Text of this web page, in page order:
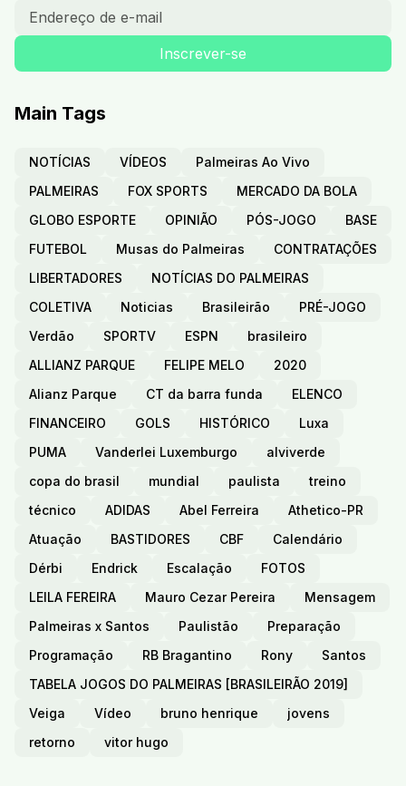
Main Tags
NOTÍCIAS VÍDEOS
Palmeiras Ao Vivo
PALMEIRAS
FOX SPORTS
MERCADO DA BOLA
GLOBO ESPORTE
OPINIÃO PÓS-JOGO
BASE
FUTEBOL
Musas do Palmeiras
CONTRATAÇÕES
LIBERTADORES
NOTÍCIAS DO PALMEIRAS
COLETIVA
Noticias Brasileirão
PRÉ-JOGO
Verdão
SPORTV ESPN
brasileiro
ALLIANZ PARQUE
FELIPE MELO
2020
Alianz Parque
CT da barra funda
ELENCO
FINANCEIRO
GOLS HISTÓRICO
Luxa
PUMA
Vanderlei Luxemburgo
alviverde
copa do brasil
mundial paulista
treino
técnico
ADIDAS Abel Ferreira
Athetico-PR
Atuação
BASTIDORES CBF
Calendário
Dérbi
Endrick Escalação
FOTOS
LEILA FEREIRA
Mauro Cezar Pereira
Mensagem
Palmeiras x Santos
Paulistão
Preparação
Programação
RB Bragantino Rony
Santos
TABELA JOGOS DO PALMEIRAS [BRASILEIRÃO 2019]
Veiga
Vídeo bruno henrique
jovens
retorno
vitor hugo